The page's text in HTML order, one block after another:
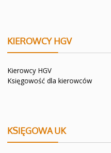
KIEROWCY HGV
Kierowcy HGV
Księgowość dla kierowców
KSIĘGOWA UK